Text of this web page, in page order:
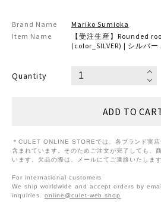
Brand Name
Mariko Sumioka
Item Name
【受注生産】Rounded
(color_SILVER) | シルバー
Quantity
＊CULET ONLINE STOREでは、各ブランド実
含まれています。そのためご注文が完了しても、
います。欠品の際は、メールにてご連絡いたしま
For international customers
We ship worldwide and accept orders by
inquiries. online@culet-web.shop